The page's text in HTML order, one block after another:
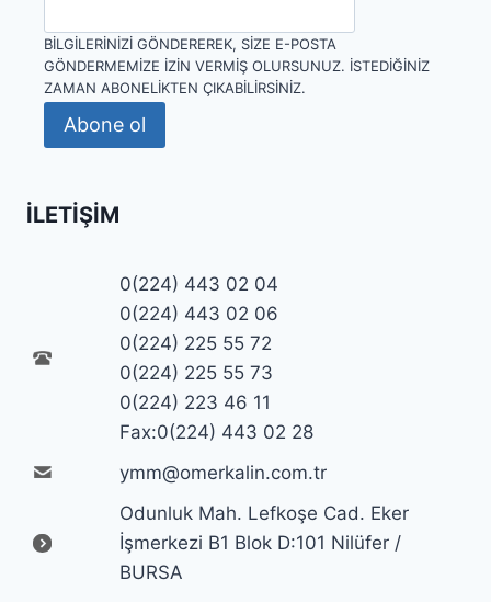
BILGILERINIZI GÖNDEREREK, SIZE E-POSTA
GÖNDERMEMIZE IZIN VERMIŞ OLURSUNUZ. İSTEDIĞINIZ
ZAMAN ABONELIKTEN ÇIKABILIRSINIZ.
Abone ol
İLETIŞIM
0(224) 443 02 04
0(224) 443 02 06
0(224) 225 55 72
0(224) 225 55 73
0(224) 223 46 11
Fax:0(224) 443 02 28
ymm@omerkalin.com.tr
Odunluk Mah. Lefkoşe Cad. Eker
İşmerkezi B1 Blok D:101 Nilüfer /
BURSA